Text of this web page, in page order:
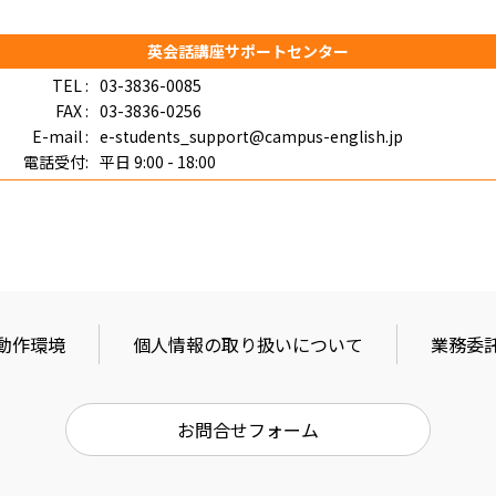
ユーザーID、パスワードを忘れた場合は
英会話講座サポートセンター
TEL : 03-3836-0085
FAX : 03-3836-0256
E-mail : e-students_support@campus-english.jp
電話受付: 平日 9:00 - 18:00
作環境 個⼈情報の取り扱いについて 業務委
お問合せフォーム